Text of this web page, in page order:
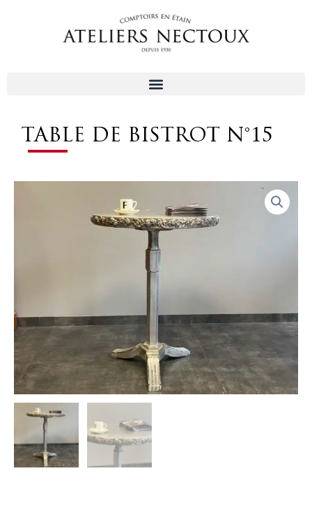
TABLE DE BISTROT N°15